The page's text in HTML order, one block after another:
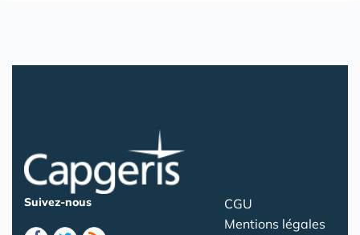
Suivez-nous
CGU
Mentions légales